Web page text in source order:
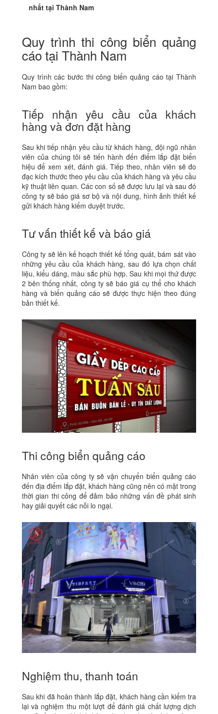
nhất tại Thành Nam
Quy trình thi công biển quảng
cáo tại Thành Nam
Quy trình các bước thi công biển quảng cáo tại Thành
Nam bao gồm:
Tiếp nhận yêu cầu của khách
hàng và đơn đặt hàng
Sau khi tiếp nhận yêu cầu từ khách hàng, đội ngũ nhân
viên của chúng tôi sẽ tiến hành đến điểm lắp đặt biển
hiệu để xem xét, đánh giá. Tiếp theo, nhân viên sẽ đo
đạc kích thước theo yêu cầu của khách hàng và yêu cầu
kỹ thuật liên quan. Các con số sẽ được lưu lại và sau đó
công ty sẽ báo giá sơ bộ và nội dung, hình ảnh thiết kế
gửi khách hàng kiểm duyệt trước.
Tư vấn thiết kế và báo giá
Công ty sẽ lên kế hoạch thiết kế tổng quát, bám sát vào
những yêu cầu của khách hàng, sau đó lựa chọn chất
liệu, kiểu dáng, màu sắc phù hợp. Sau khi mọi thứ được
2 bên thống nhất, công ty sẽ báo giá cụ thể cho khách
hàng và biển quảng cáo sẽ được thực hiện theo đúng
bản thiết kế.
Thi công biển quảng cáo
Nhân viên của công ty sẽ vận chuyển biển quảng cáo
đến địa điểm lắp đặt, khách hàng cũng nên có mặt trong
thời gian thi công để đảm bảo những vấn đề phát sinh
hay giải quyết các nỗi lo ngại.
Nghiệm thu, thanh toán
Sau khi đã hoàn thành lắp đặt, khách hàng cần kiểm tra
lại và nghiệm thu một lượt để đánh giá chất lượng dịch